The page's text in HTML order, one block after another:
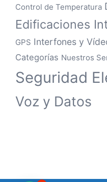
Control de Temperatura
Edificaciones
GPS Interfones y
Categorías Nuestros
Seguridad
Voz y Datos